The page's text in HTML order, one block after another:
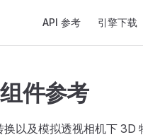
API 参考 引擎下载
件参考
以及模拟透视相机下 3D